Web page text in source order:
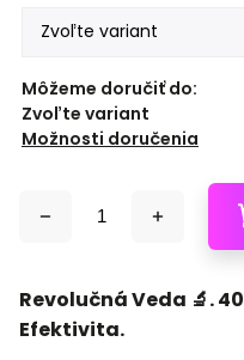
Môžeme doručiť do:
Zvoľte variant
Možnosti doručenia
Revolučná Veda 🔬.
Efektivita.